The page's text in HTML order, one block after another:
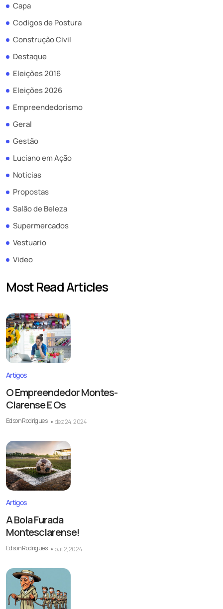
Capa
Codigos de Postura
Construção Civil
Destaque
Eleições 2016
Eleições 2026
Empreendedorismo
Geral
Gestão
Luciano em Ação
Noticias
Propostas
Salão de Beleza
Supermercados
Vestuario
Video
Most Read Articles
Artigos
O Empreendedor Montes-
Clarense E Os
Edson Rodrigues dez 24, 2024
Artigos
A Bola Furada
Montesclarense!
Edson Rodrigues out 2, 2024